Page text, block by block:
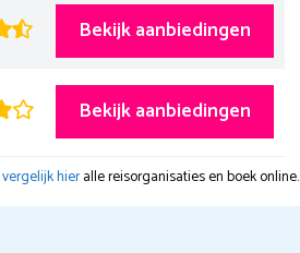
Bekijk aanbiedingen
Bekijk aanbiedingen
vergelijk hieralle reisorganisaties en boek online.